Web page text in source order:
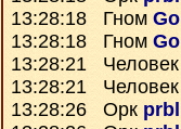
13:28:18 Гном
13:28:18 Гном
13:28:21 Человек
13:28:21 Человек
13:28:26 Орк